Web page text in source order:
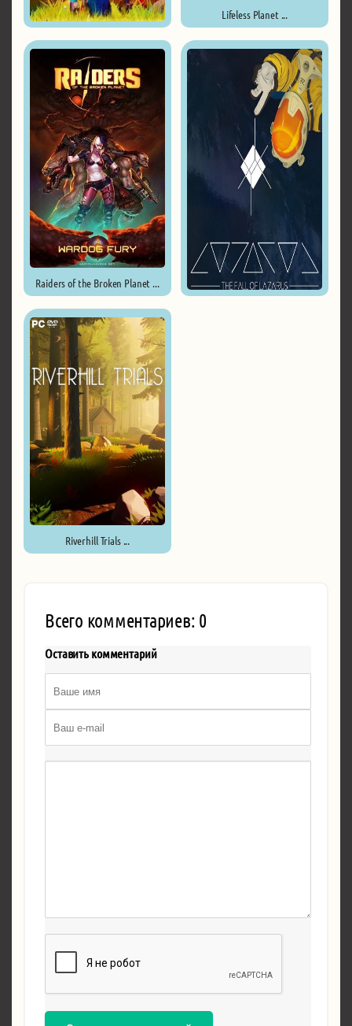
Lifeless Planet ...
Raiders of the Broken Planet ...
Riverhill Trials ...
Всего комментариев: 0
Оставить комментарий